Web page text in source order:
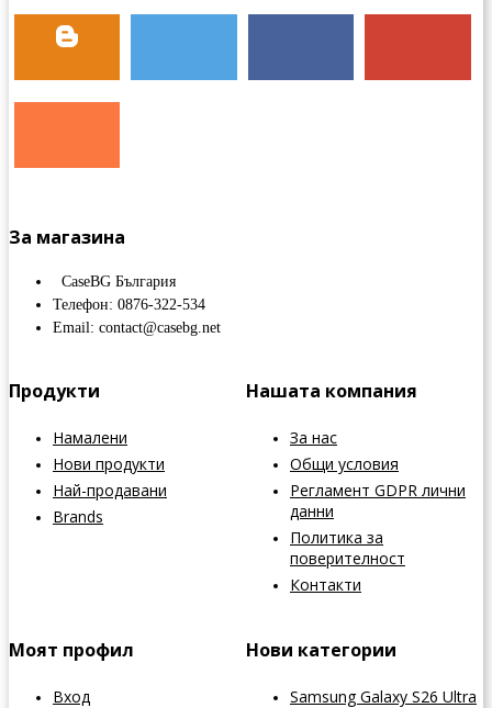
За магазина
CaseBG България
Телефон: 0876-322-534
Email: contact@casebg.net
Продукти
Намалени
Нови продукти
Най-продавани
Brands
Нашата компания
За нас
Общи условия
Регламент GDPR лични
данни
Политика за
поверителност
Контакти
Моят профил
Вход
Нови категории
Samsung Galaxy S26 Ultra